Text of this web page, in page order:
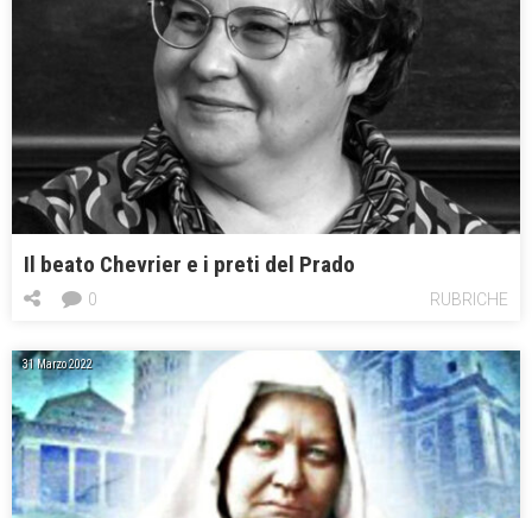
Il beato Chevrier e i preti del Prado
RUBRICHE
0
31 Marzo 2022